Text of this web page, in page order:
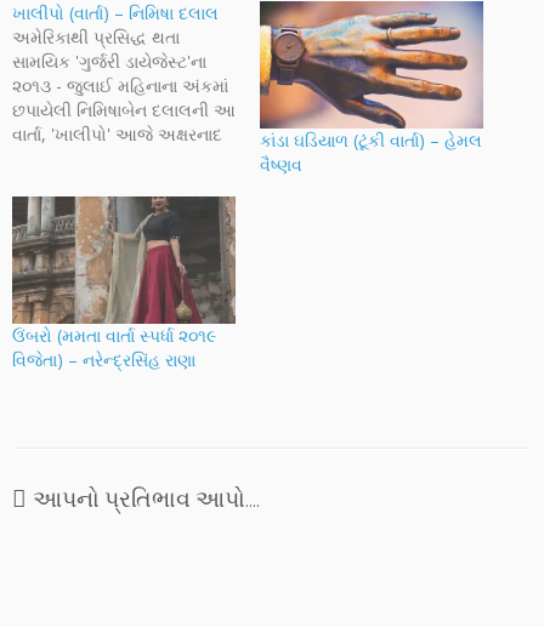
ખાલીપો (વાર્તા) – નિમિષા દલાલ
અમેરિકાથી પ્રસિદ્ધ થતા
સામયિક 'ગુર્જરી ડાયેજેસ્ટ'ના
૨૦૧૩ - જુલાઈ મહિનાના અંકમાં
છપાયેલી નિમિષાબેન દલાલની આ
વાર્તા, 'ખાલીપો' આજે અક્ષરનાદ
જીવનમાં એક કે બીજા
સંજોગોમાં એ અનુભવ્યો જ હશે,
પણ આજે પ્રસ્તુત વાર્તાની
નાયિકા અલ્પનાનો ખાલીપો
અજબ છે, અનોખો એ.…
કાંડા ઘડિયાળ (ટૂંકી વાર્તા) – હેમલ
વૈષ્ણવ
ઉંબરો (મમતા વાર્તા સ્પર્ધા ૨૦૧૯
વિજેતા) – નરેન્દ્રસિંહ રાણા
આપનો પ્રતિભાવ આપો....